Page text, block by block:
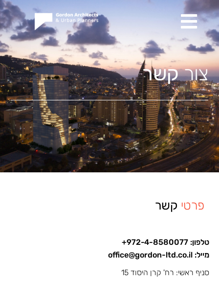
צורקשר
פרטי קשר
טלפון: 972-4-8580077+
מייל: office@gordon-ltd.co.il
סניף ראשי: רח' קרן היסוד 15